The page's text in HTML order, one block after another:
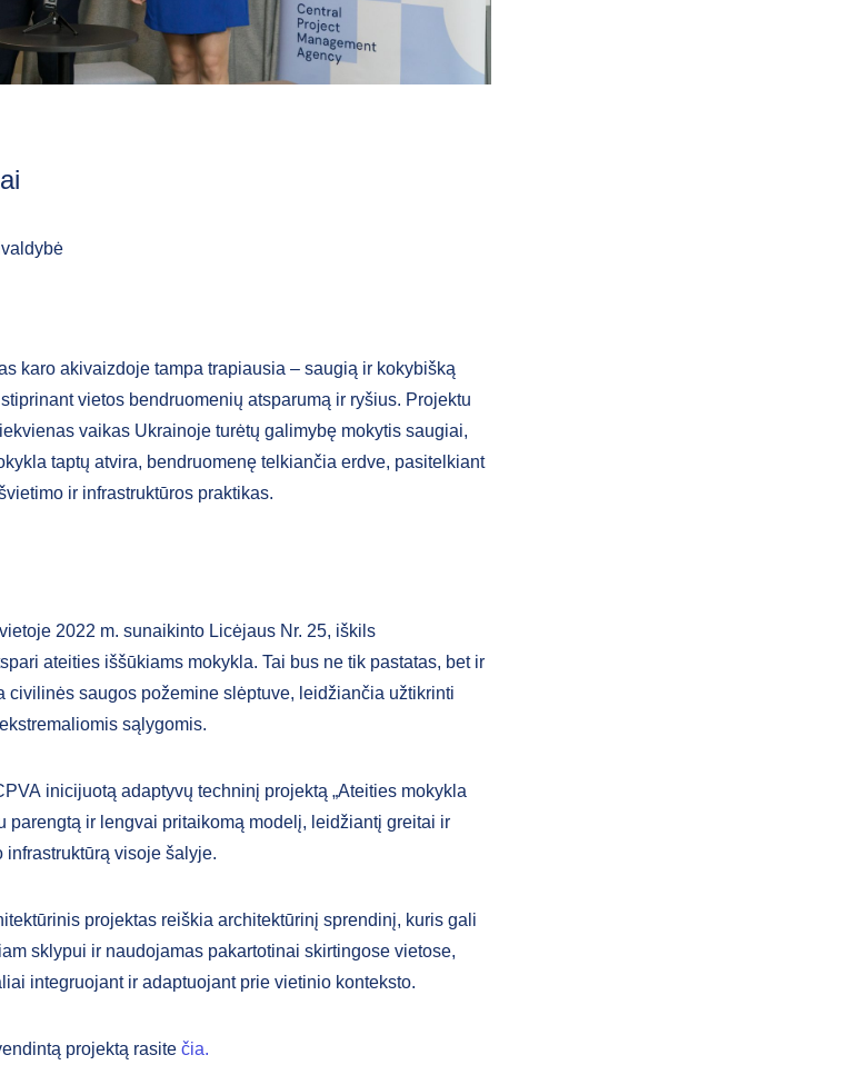
karo akivaizdoje tampa trapiausia – saugią ir kokybišką
vietos bendruomenių atsparumą ir ryšius. Projektu
vaikas Ukrainoje turėtų galimybę mokytis saugiai,
taptų atvira, bendruomenę telkiančia erdve, pasitelkiant
ir infrastruktūros praktikas.
2022 m. sunaikinto Licėjaus Nr. 25, iškils
ateities iššūkiams mokykla. Tai bus ne tik pastatas, bet ir
civilinės saugos požemine slėptuve, leidžiančia užtikrinti
sąlygomis.
inicijuotą adaptyvų techninį projektą „Ateities mokykla
parengtą ir lengvai pritaikomą modelį, leidžiantį greitai ir
infrastruktūrą visoje šalyje.
projektas reiškia architektūrinį sprendinį, kuris gali
sklypui ir naudojamas pakartotinai skirtingose vietose,
integruojant ir adaptuojant prie vietinio konteksto.
projektą rasite čia.